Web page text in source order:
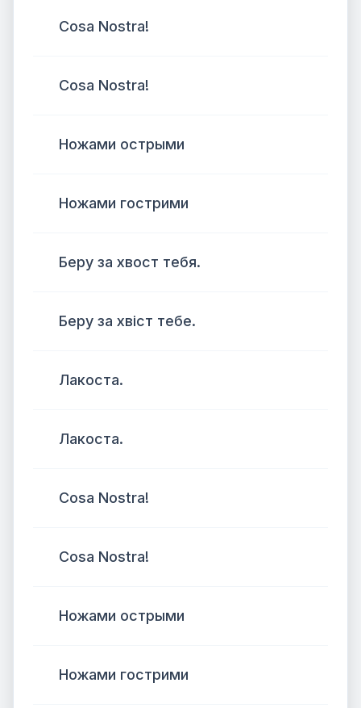
Cosa Nostra!
Cosa Nostra!
Ножами острыми
Ножами гострими
Беру за хвост тебя.
Беру за хвіст тебе.
Лакоста.
Лакоста.
Cosa Nostra!
Cosa Nostra!
Ножами острыми
Ножами гострими